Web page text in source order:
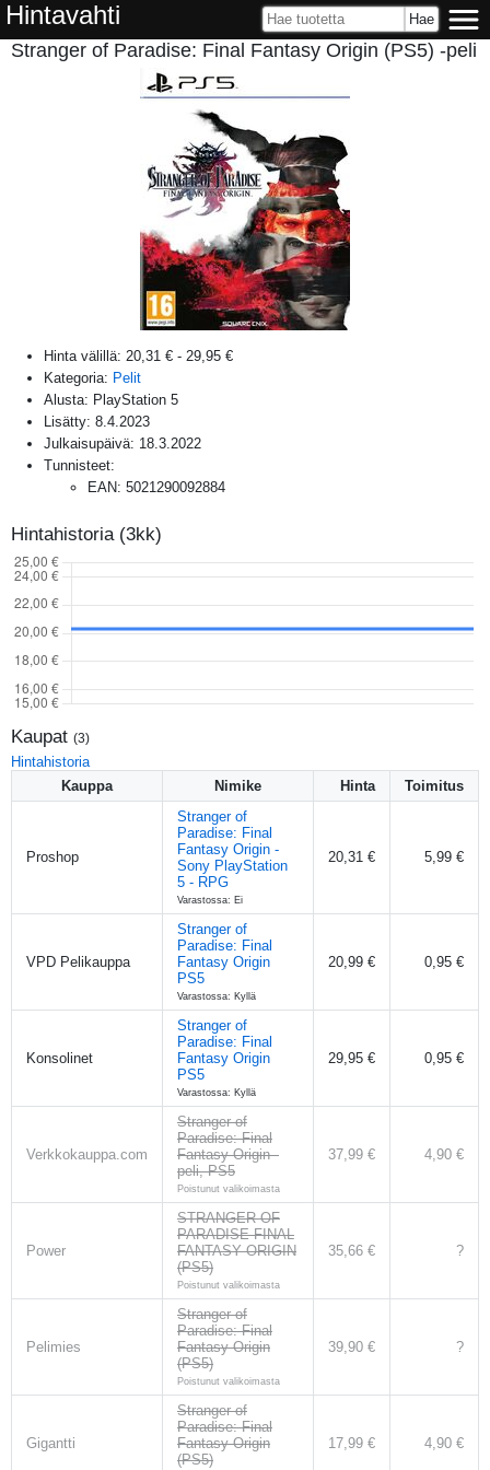
Hintavahti
Stranger of Paradise: Final Fantasy Origin (PS5) -peli
Hinta välillä: 20,31 € - 29,95 €
Kategoria: Pelit
Alusta: PlayStation 5
Lisätty: 8.4.2023
Julkaisupäivä: 18.3.2022
Tunnisteet:
EAN: 5021290092884
Hintahistoria (3kk)
Kaupat (3)
Hintahistoria
Kauppa
Nimike Hinta Toimitus
Proshop
Stranger of
Paradise: Final
Fantasy Origin -
Sony PlayStation
5 - RPG
Varastossa: Ei
20,31 € 5,99 €
VPD Pelikauppa
Stranger of
Paradise: Final
Fantasy Origin
PS5
Varastossa: Kyllä
20,99 € 0,95 €
Konsolinet
Stranger of
Paradise: Final
Fantasy Origin
PS5
Varastossa: Kyllä
29,95 € 0,95 €
Verkkokauppa.com
Stranger of
Paradise: Final
Fantasy Origin -
peli, PS5
Poistunut valikoimasta
37,99 € 4,90 €
Power
STRANGER OF
PARADISE FINAL
FANTASY ORIGIN
(PS5)
Poistunut valikoimasta
35,66 € ?
Pelimies
Stranger of
Paradise: Final
Fantasy Origin
(PS5)
Poistunut valikoimasta
39,90 € ?
Gigantti
Stranger of
Paradise: Final
Fantasy Origin
(PS5)
17,99 € 4,90 €